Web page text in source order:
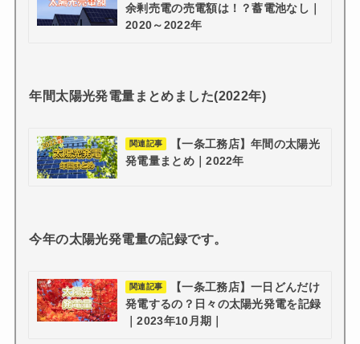
余剰売電の売電額は！？蓄電池なし｜
2020～2022年
年間太陽光発電量まとめました(2022年)
関連記事
【一条工務店】年間の太陽光
発電量まとめ｜2022年
今年の太陽光発電量の記録です。
関連記事
【一条工務店】一日どんだけ
発電するの？日々の太陽光発電を記録
｜2023年10月期｜